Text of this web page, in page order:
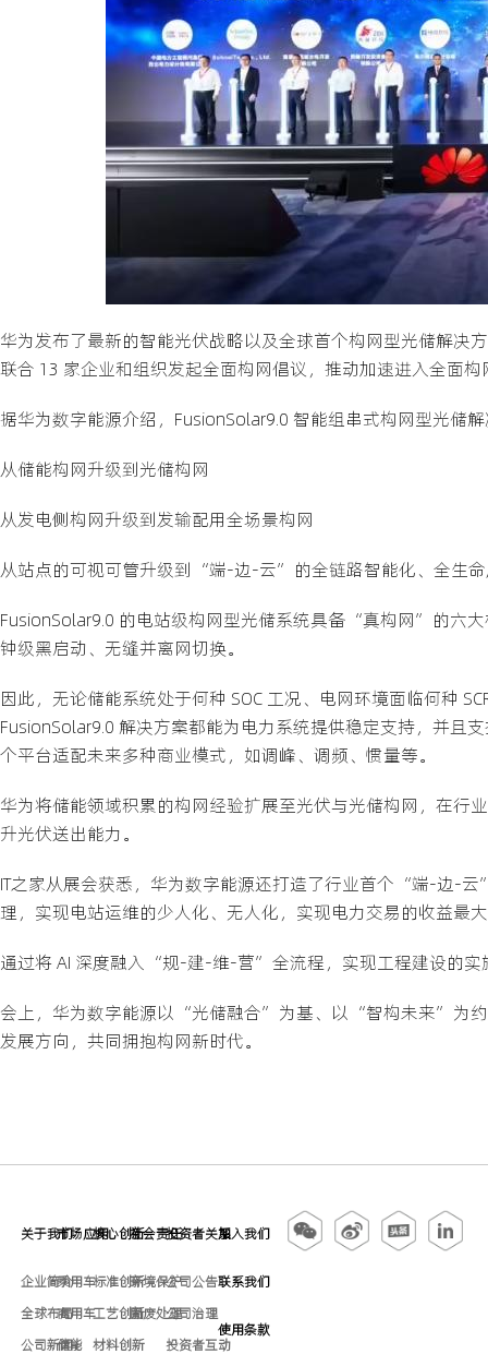
华为发布了最新的智能光伏战略以及全球首个构网型光储解
联合 13 家企业和组织发起全面构网倡议，推动加速进入全面构
据华为数字能源介绍，FusionSolar9.0 智能组串式构网型光
从储能构网升级到光储构网
从发电侧构网升级到发输配用全场景构网
从站点的可视可管升级到“端-边-云”的全链路智能化、全生
FusionSolar9.0 的电站级构网型光储系统具备“真构网”的六
钟级黑启动、无缝并离网切换。
因此，无论储能系统处于何种 SOC 工况、电网环境面临何种
FusionSolar9.0 解决方案都能为电力系统提供稳定支持，并且
个平台适配未来多种商业模式，如调峰、调频、惯量等。
华为将储能领域积累的构网经验扩展至光伏与光储构网，在行
升光伏送出能力。
IT之家从展会获悉，华为数字能源还打造了行业首个“端-边-
理，实现电站运维的少人化、无人化，实现电力交易的收益最
通过将 AI 深度融入“规-建-维-营”全流程，实现工程建设的实
会上，华为数字能源以“光储融合”为基、以“智构未来”为约
发展方向，共同拥抱构网新时代。
关于我们
企业简介
全球布局
公司新闻
市场应用
乘用车
商用车
储能
核心创新
标准创新
工艺创新
材料创新
社会责任
环境保护
固废处理
投资者关系
公司公告
公司治理
投资者互动
加入我们
联系我们
使用条款